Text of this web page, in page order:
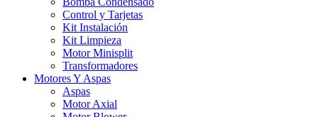
Control y Tarjetas
Kit Instalación
Kit Limpieza
Motor Minisplit
Transformadores
Motores Y Aspas
Aspas
Motor Axial